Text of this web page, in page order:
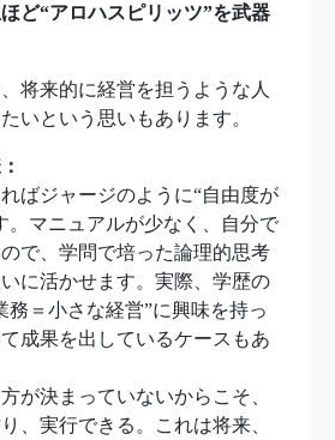
ど“アロハスピリッツ”を武器
将来的に経営を担うような人
いという思いもあります。
ればジャージのように“自由度が
。マニュアルが少なく、自分で
で、学問で培った論理的思考
に活かせます。実際、学歴の
務＝小さな経営”に興味を持っ
成果を出しているケースもあ
が決まっていないからこそ、
、実行できる。これは将来、